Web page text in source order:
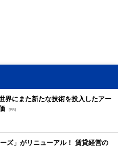
界にまた新たな技術を投入したアー
[PR]
ーズ」がリニューアル！ 賃貸経営の